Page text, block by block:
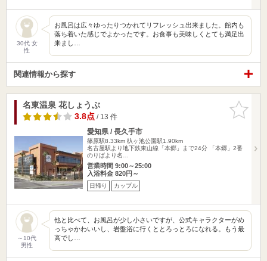
30代 女
性
お風呂は広々ゆったりつかれてリフレッシュ出来ました。館内も
落ち着いた感じでよかったです。お食事も美味しくとても満足出
来まし…
関連情報から探す
お気に入
りに追加
名東温泉 花しょうぶ
3.8点/ 13 件
愛知県 / 長久手市
篠原駅8.33km 杁ヶ池公園駅1.90km
名古屋駅より地下鉄東山線「本郷」まで24分 「本郷」2番
のりばより名…
営業時間 9:00～25:00
入浴料金 820円～
日帰り カップル
～10代
男性
他と比べて、お風呂が少し小さいですが、公式キャラクターがめ
っちゃかわいいし、岩盤浴に行くととろっとろになれる。もう最
高でし…